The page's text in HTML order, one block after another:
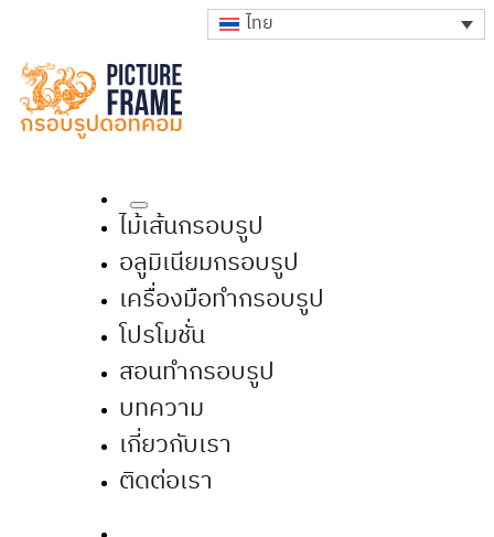
ไทย
ไม้เส้นกรอบรูป
อลูมิเนียมกรอบรูป
เครื่องมือทำกรอบรูป
โปรโมชั่น
สอนทำกรอบรูป
บทความ
เกี่ยวกับเรา
ติดต่อเรา